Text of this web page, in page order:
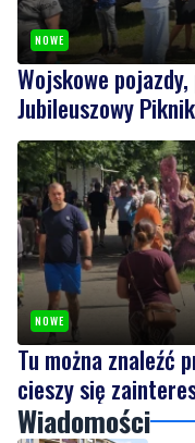
NOWE
Wojskowe
Jubileuszowy
NOWE
Tu można znaleźć
cieszy się
Wiadomości